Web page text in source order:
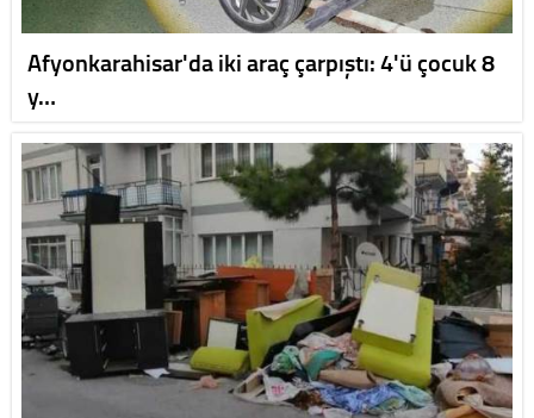
Afyonkarahisar'da iki araç çarpıştı: 4'ü çocuk 8
y…